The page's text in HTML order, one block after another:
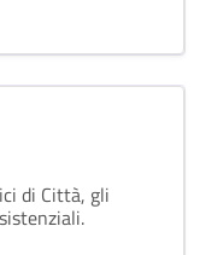
di Città, gli